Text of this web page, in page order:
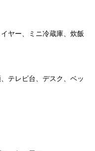
ヤー、ミニ冷蔵庫、炊飯
テレビ台、デスク、ベッ